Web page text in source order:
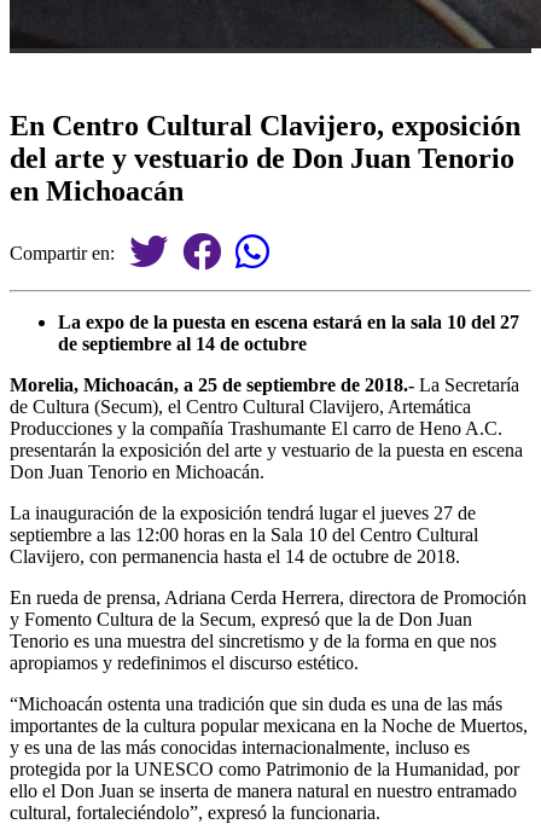
En Centro Cultural Clavijero, exposición
del arte y vestuario de Don Juan Tenorio
en Michoacán
Compartir en:
La expo de la puesta en escena estará en la sala 10 del 27
de septiembre al 14 de octubre
Morelia, Michoacán, a 25 de septiembre de 2018.- La Secretaría
de Cultura (Secum), el Centro Cultural Clavijero, Artemática
Producciones y la compañía Trashumante El carro de Heno A.C.
presentarán la exposición del arte y vestuario de la puesta en escena
Don Juan Tenorio en Michoacán.
La inauguración de la exposición tendrá lugar el jueves 27 de
septiembre a las 12:00 horas en la Sala 10 del Centro Cultural
Clavijero, con permanencia hasta el 14 de octubre de 2018.
En rueda de prensa, Adriana Cerda Herrera, directora de Promoción
y Fomento Cultura de la Secum, expresó que la de Don Juan
Tenorio es una muestra del sincretismo y de la forma en que nos
apropiamos y redefinimos el discurso estético.
“Michoacán ostenta una tradición que sin duda es una de las más
importantes de la cultura popular mexicana en la Noche de Muertos,
y es una de las más conocidas internacionalmente, incluso es
protegida por la UNESCO como Patrimonio de la Humanidad, por
ello el Don Juan se inserta de manera natural en nuestro entramado
cultural, fortaleciéndolo”, expresó la funcionaria.